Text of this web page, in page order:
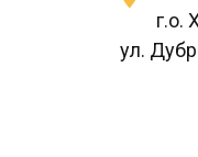
г.о.
ул.